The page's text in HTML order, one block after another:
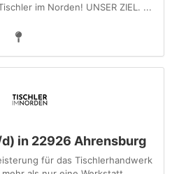
im Norden! UNSER ZIEL. ...
in 22926 Ahrensburg
für das Tischlerhandwerk